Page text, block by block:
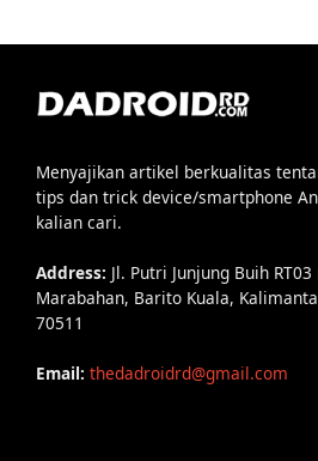
Menyajikan artikel berkualitas
tips dan trick device/smartphone
kalian cari.
Address: Jl. Putri Junjung Buih
Marabahan, Barito Kuala,
70511
Email: thedadroidrd@gmail.com